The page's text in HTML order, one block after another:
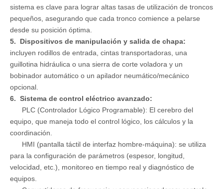
sistema es clave para lograr altas tasas de utilización de troncos
pequeños, asegurando que cada tronco comience a pelarse
desde su posición óptima.
5. Dispositivos de manipulación y salida de chapa:
incluyen rodillos de entrada, cintas transportadoras, una
guillotina hidráulica o una sierra de corte voladora y un
bobinador automático o un apilador neumático/mecánico
opcional.
6. Sistema de control eléctrico avanzado:
PLC (Controlador Lógico Programable): El cerebro del
equipo, que maneja todo el control lógico, los cálculos y la
coordinación.
HMI (pantalla táctil de interfaz hombre-máquina): se utiliza
para la configuración de parámetros (espesor, longitud,
velocidad, etc.), monitoreo en tiempo real y diagnóstico de
equipos.